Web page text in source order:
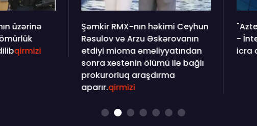
Şəmkir RMX-nın həkimi Ceyhun
Rəsulov və Arzu Əskərovanın
etdiyi mioma əməliyyatından
sonra xəstənin ölümü ilə bağlı
prokurorluq araşdırma
"Aztelekom"la m10 yola
- İnternet ödənişləri
icra olunmur